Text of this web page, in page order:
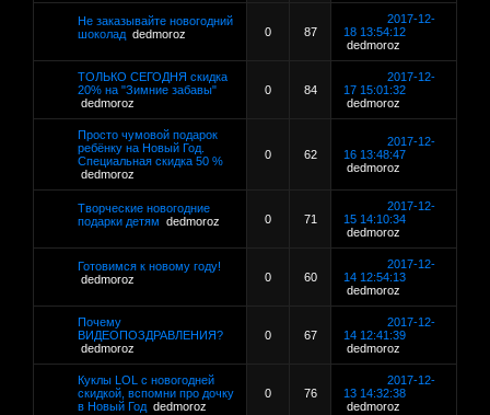
Не заказывайте новогодний
шоколад dedmoroz 0 87
2017-12-
18 13:54:12
dedmoroz
ТОЛЬКО СЕГОДНЯ скидка
20% на "Зимние забавы"
dedmoroz
0 84
2017-12-
17 15:01:32
dedmoroz
Просто чумовой подарок
ребёнку на Новый Год.
Специальная скидка 50 %
dedmoroz
0 62
2017-12-
16 13:48:47
dedmoroz
Творческие новогодние
подарки детям dedmoroz 0 71
2017-12-
15 14:10:34
dedmoroz
Готовимся к новому году!
dedmoroz
0 60
2017-12-
14 12:54:13
dedmoroz
Почему
ВИДЕОПОЗДРАВЛЕНИЯ?
dedmoroz
0 67
2017-12-
14 12:41:39
dedmoroz
Куклы LOL с новогодней
скидкой, вспомни про дочку
в Новый Год dedmoroz
0 76
2017-12-
13 14:32:38
dedmoroz